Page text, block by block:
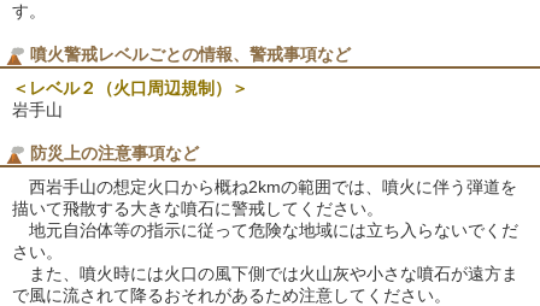
す。
噴火警戒レベルごとの情報、警戒事項など
＜レベル２（火口周辺規制）＞
岩手山
防災上の注意事項など
西岩手山の想定火口から概ね2kmの範囲では、噴火に伴う弾道を
描いて飛散する大きな噴石に警戒してください。
地元自治体等の指示に従って危険な地域には立ち入らないでくだ
さい。
また、噴火時には火口の風下側では火山灰や小さな噴石が遠方ま
で風に流されて降るおそれがあるため注意してください。